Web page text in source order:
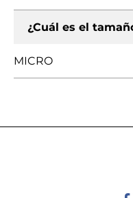
¿Cuál es el
MICRO